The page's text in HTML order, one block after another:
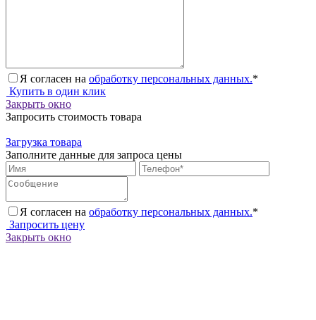
Я согласен на обработку персональных данных.*
Купить в один клик
Закрыть окно
Запросить стоимость товара
Загрузка товара
Заполните данные для запроса цены
Я согласен на обработку персональных данных.*
Запросить цену
Закрыть окно